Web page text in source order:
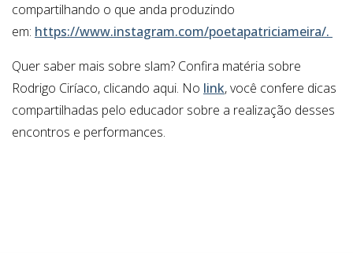
compartilhando o que anda produzindo
em: https://www.instagram.com/poetapatriciameira/.
Quer saber mais sobre slam? Confira matéria sobre
Rodrigo Ciríaco, clicando aqui. No link, você confere dicas
compartilhadas pelo educador sobre a realização desses
encontros e performances.